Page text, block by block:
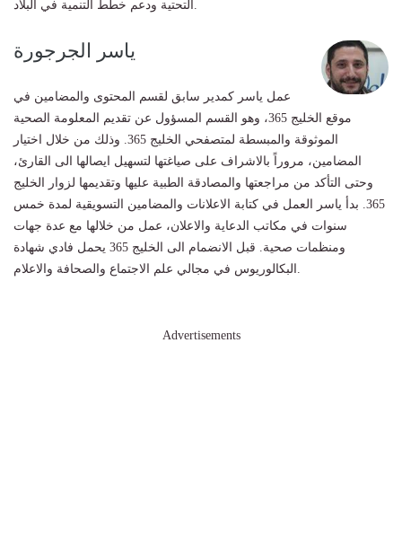
ياسر الجرجورة
عمل ياسر كمدير سابق لقسم المحتوى والمضامين في
موقع الخليج 365، وهو القسم المسؤول عن تقديم المعلومة الصحية
الموثوقة والمبسطة لمتصفحي الخليج 365. وذلك من خلال اختيار
المضامين، مروراً بالاشراف على صياغتها لتسهيل ايصالها الى القارئ،
وحتى التأكد من مراجعتها والمصادقة الطبية عليها وتقديمها لزوار الخليج
365. بدأ ياسر العمل في كتابة الاعلانات والمضامين التسويقية لمدة خمس
سنوات في مكاتب الدعاية والاعلان، عمل من خلالها مع عدة جهات
ومنظمات صحية. قبل الانضمام الى الخليج 365 يحمل فادي شهادة
Advertisements